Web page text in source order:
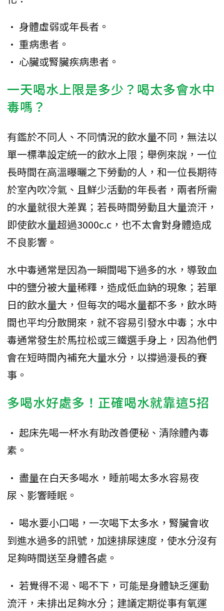
• 身體虛弱或年長者。
• 重病患者。
• 心臟或腎臟疾病患者。
一天喝水上限是多少？喝太多會水中
毒嗎？
有鑑於不同人、不同情況的飲水量不同，無法以
單一標準設定統一的飲水上限；舉例來說，一位
長時間在高溫曝曬之下勞動的人，和一位長期待
於室內吹冷氣、且鮮少活動的年長者，兩者所需
的水量就很大差異；若長時間勞動且大量流汗，
即使飲水量超過3000c.c，也不太會對身體造成
不良影響。
水中毒通常是因為一瞬間喝下過多的水，導致血
中的鹽分被大量稀釋，造成低血鈉的現象；若單
日的飲水量大，但每次的喝水量都不多，飲水時
間也平均分散開來，就不容易引發水中毒；水中
毒通常發生於馬拉松或三鐵選手身上，因為他們
會在短時間內補充大量水分，以撐過漫長的賽
事。
多喝水好處多！正確喝水就靠這5招
• 起床先喝一杯水有助改善便秘、清除體內毒
素。
• 盡量在白天多喝水，睡前喝太多水容易夜
尿、影響睡眠。
• 喝水要小口喝，一次喝下太多水，腎臟會收
到進水過多的訊號，加速排尿速度，使水分沒有
足夠時間送至身體各處。
• 若覺得不渴、喝不下，可能是身體缺乏運動
流汗，未排出足夠水分；建議定期從事有氧運